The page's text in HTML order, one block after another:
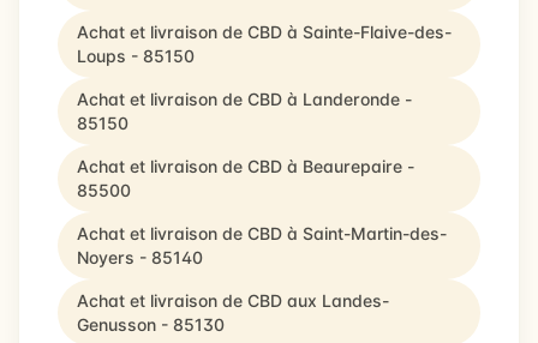
Achat et livraison de CBD à Sainte-Flaive-des-
Loups - 85150
Achat et livraison de CBD à Landeronde -
85150
Achat et livraison de CBD à Beaurepaire -
85500
Achat et livraison de CBD à Saint-Martin-des-
Noyers - 85140
Achat et livraison de CBD aux Landes-
Genusson - 85130